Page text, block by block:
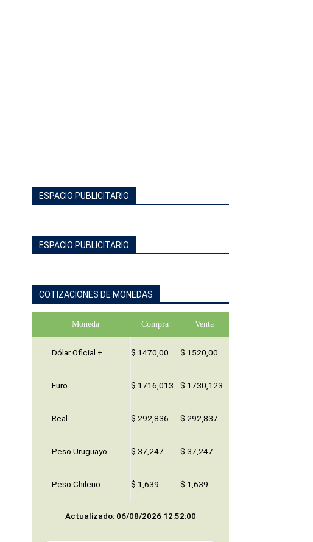
ESPACIO PUBLICITARIO
ESPACIO PUBLICITARIO
COTIZACIONES DE MONEDAS
Moneda Compra Venta
Dólar Oficial + $ 1470,00 $ 1520,00
Euro $ 1716,013 $ 1730,123
Real $ 292,836 $ 292,837
Peso Uruguayo $ 37,247 $ 37,247
Peso Chileno $ 1,639 $ 1,639
Actualizado: 06/08/2026 12:52:00